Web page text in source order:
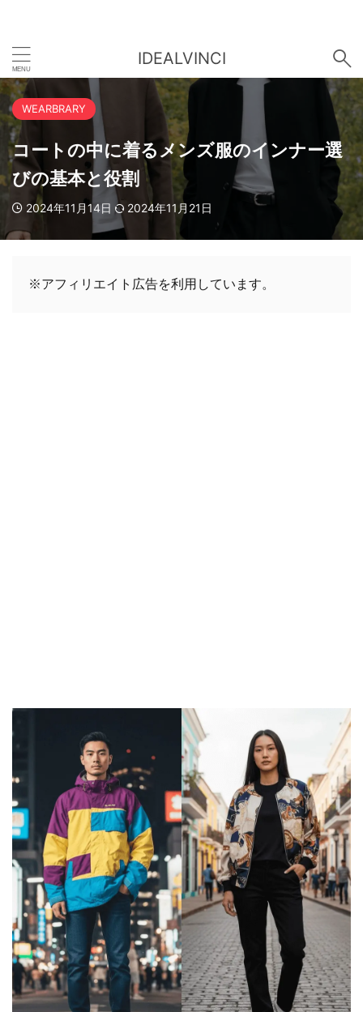
IDEALVINCI
WEARBRARY
コートの中に着るメンズ服のインナー選
びの基本と役割
2024年11月14日 2024年11月21日
※アフィリエイト広告を利用しています。